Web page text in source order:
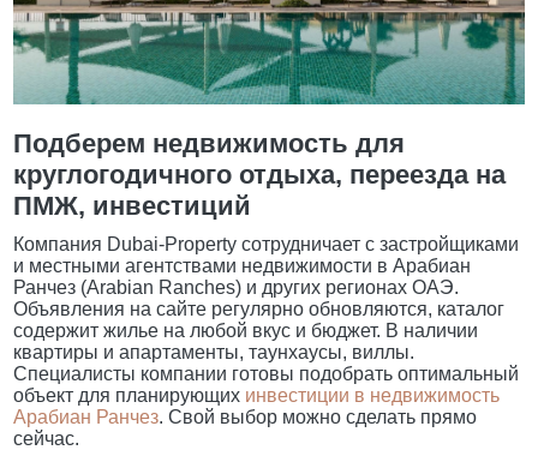
Подберем недвижимость для
круглогодичного отдыха, переезда на
ПМЖ, инвестиций
Компания Dubai-Property сотрудничает с застройщиками
и местными агентствами недвижимости в Арабиан
Ранчез (Arabian Ranches) и других регионах ОАЭ.
Объявления на сайте регулярно обновляются, каталог
содержит жилье на любой вкус и бюджет. В наличии
квартиры и апартаменты, таунхаусы, виллы.
Специалисты компании готовы подобрать оптимальный
объект для планирующих инвестиции в недвижимость
Арабиан Ранчез. Свой выбор можно сделать прямо
сейчас.